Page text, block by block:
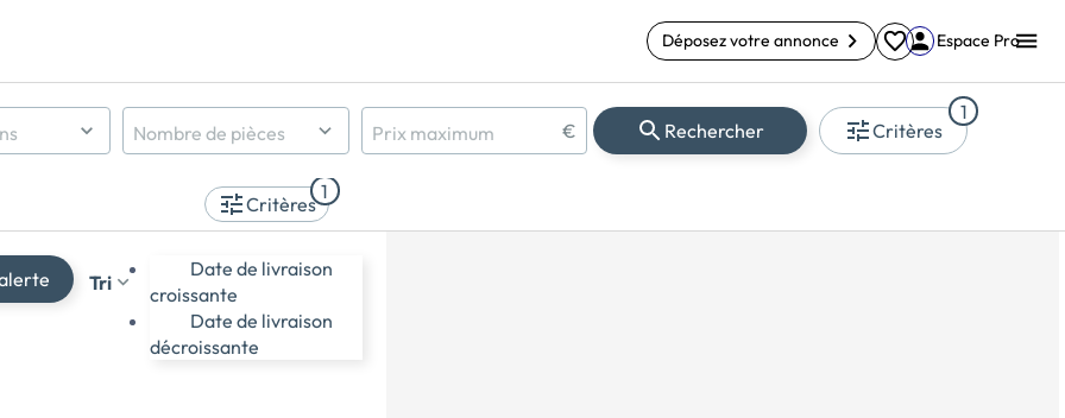
Déposez votre annonce Espace Pro
2 pièces et +
4 pièces et +
5 pièces et +
Nombre de pièces Prix maximum € Rechercher Critères
1
Critères
1
Tri
Date de livraison
croissante
Date de livraison
décroissante